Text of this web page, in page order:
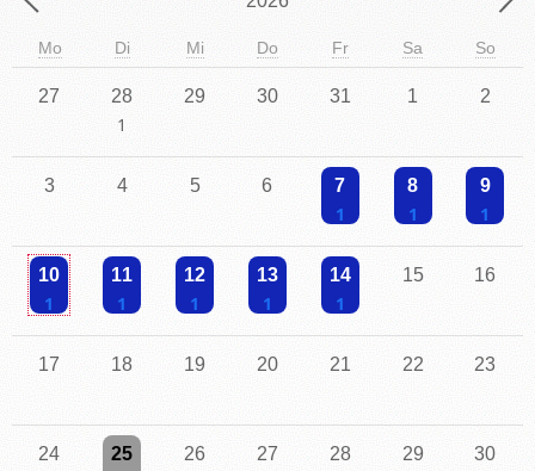
Mo Di Mi Do Fr Sa So
27 28 29 30 31 1 2
3 4 5 6 7
Einzelne Veranstaltung
8 9
10 11 12 13 14 15 16
17 18 19 20 21 22 23
24 25 26 27 28 29 30